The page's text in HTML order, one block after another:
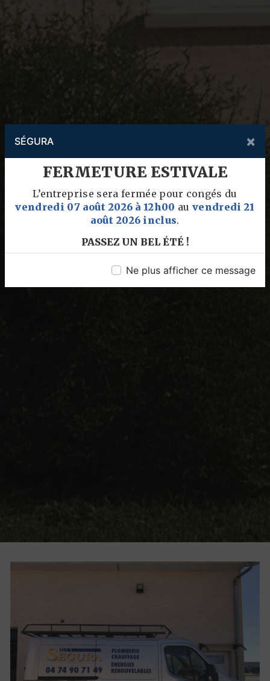
SÉGURA ×
FERMETURE ESTIVALE
L’entreprise sera fermée pour congés du
vendredi 07 août 2026 à 12h00 auvendredi 21
août 2026 inclus.
PASSEZ UN BEL ÉTÉ !
Ne plus afficher ce message